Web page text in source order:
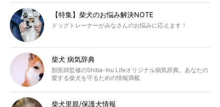
【特集】柴犬のお悩み解決NOTE
ドッグトレーナーがみなさんのお悩みに応えます！
柴犬 病気辞典
獣医師監修のShiba-Inu Lifeオリジナル病気辞典。あなたの
愛する柴犬を守るための情報満載
柴犬里親/保護犬情報